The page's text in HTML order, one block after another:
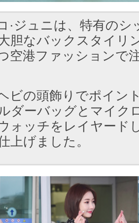
·ジュニは、特有の
胆なバックスタイリ
空港ファッションで
ビの頭飾りでポイン
ダーバッグとマイク
ォッチをレイヤード
上げました。